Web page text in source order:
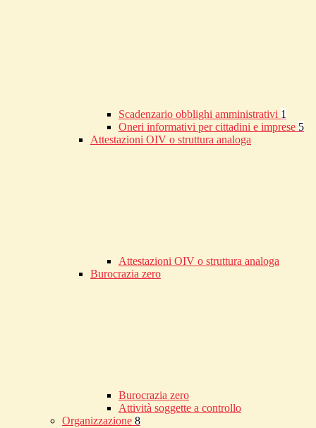
Scadenzario obblighi amministrativi 1
Oneri informativi per cittadini e imprese 5
Attestazioni OIV o struttura analoga
Attestazioni OIV o struttura analoga
Burocrazia zero
Burocrazia zero
Attività soggette a controllo
Organizzazione 8